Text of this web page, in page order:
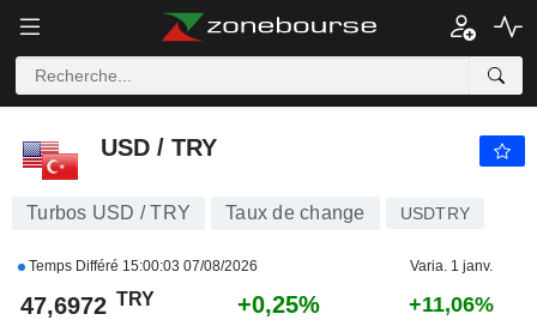
USD / TRY
USD / TRY
Turbos USD / TRY Taux de change USDTRY
Temps Différé 15:00:03 07/08/2026 Varia. 1 janv.
47,6972 TRY +0,25% +11,06%